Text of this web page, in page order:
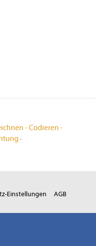
- Codieren -
·
Einstellungen AGB